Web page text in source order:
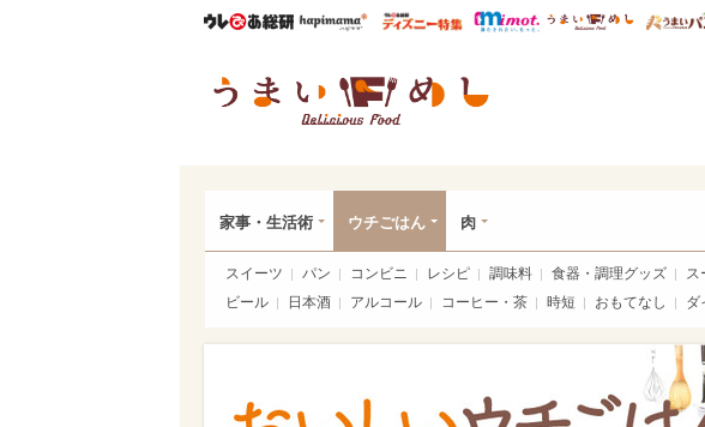
ウレぴあ総研ハピママ* ウレぴあ総研 ディズニー特集
mimot. うまいめ
家事・生活術 ウチごはん 肉
スイーツ パン コンビニ レシピ 調味料 食器・調理グッズ ス
ビール
日本酒 アルコール コーヒー・茶 時短 おもてなし ダ